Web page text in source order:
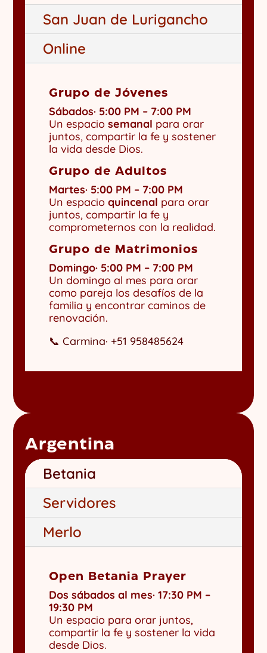
San Juan de Lurigancho
Online
Grupo de Jóvenes
Sábados· 5:00 PM – 7:00 PM
Un espaciosemanal para orar
juntos, compartir la fe y sostener
la vida desde Dios.
Grupo de Adultos
Martes· 5:00 PM – 7:00 PM
Un espacioquincenal para orar
juntos, compartir la fe y
comprometernos con la realidad.
Grupo de Matrimonios
Domingo· 5:00 PM – 7:00 PM
Un domingo al mes para orar
como pareja los desafíos de la
familia y encontrar caminos de
renovación.
📞 Carmina· +51 958485624
Argentina
Betania
Servidores
Merlo
Open Betania Prayer
Dos sábados al mes· 17:30 PM –
19:30 PM
Un espacio para orar juntos,
compartir la fe y sostener la vida
desde Dios.